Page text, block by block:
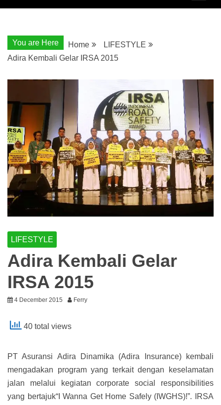
You are Here Home
LIFESTYLE
Adira Kembali Gelar IRSA 2015
LIFESTYLE
Adira Kembali Gelar
IRSA 2015
4 December 2015 Ferry
40 total views
PT Asuransi Adira Dinamika (Adira Insurance) kembali
mengadakan program yang terkait dengan keselamatan
jalan melalui kegiatan corporate social responsibilities
yang bertajuk“I Wanna Get Home Safely (IWGHS)!”. IRSA